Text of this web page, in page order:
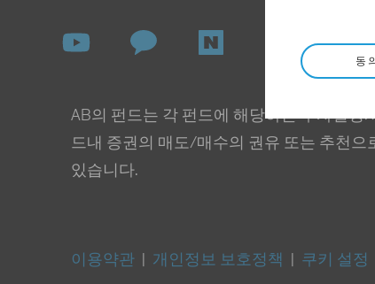
AB의 펀드는 각 펀드에 해당하는 투자설명
드내 증권의 매도/매수의 권유 또는 추천으
있습니다.
이용약관 개인정보 보호정책 쿠키 설정
동